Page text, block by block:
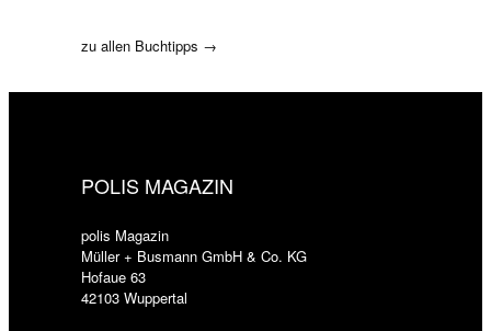
zu allen Buchtipps →
POLIS MAGAZIN
polis Magazin
Müller + Busmann GmbH & Co. KG
Hofaue 63
42103 Wuppertal